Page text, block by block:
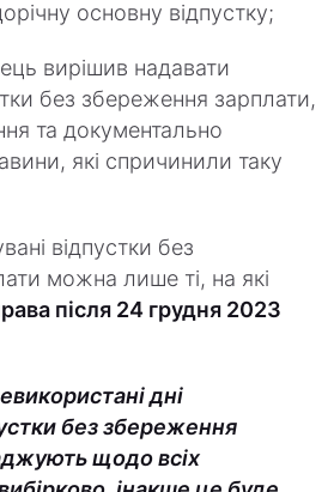
основну відпустку;
вирішив надавати
без збереження зарплати,
та документально
які спричинили таку
відпустки без
можна лише ті, на які
після 24 грудня 2023
дні
без збереження
щодо всіх